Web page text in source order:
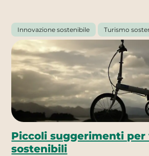
Innovazione sostenibile Turismo
Piccoli suggerimenti per
sostenibili